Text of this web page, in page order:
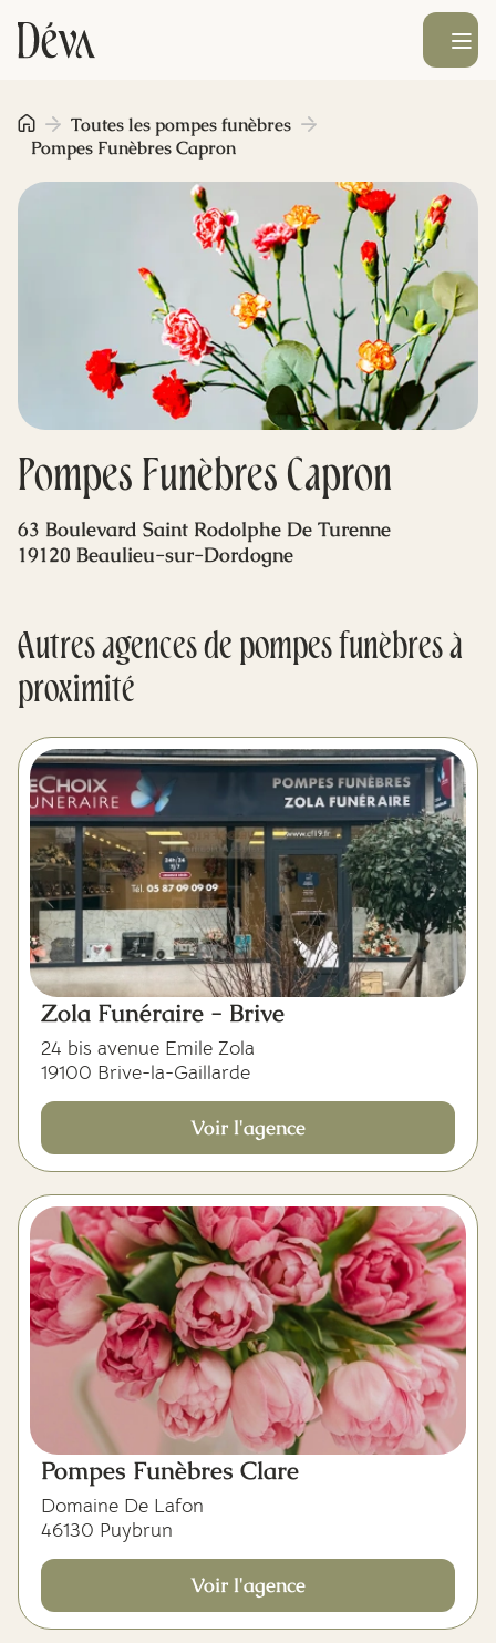
Obsèques
Prévoyance
Monument funéraire
Livraison de fleurs
Blog
Ouvrir le
Pompes Funèbres Capron
Toutes les pompes funèbres
Pompes Funèbres Capron
63 Boulevard Saint Rodolphe De Turenne
19120 Beaulieu-sur-Dordogne
Autres agences de pompes funèbres à
proximité
Zola Funéraire - Brive
24 bis avenue Emile Zola
19100 Brive-la-Gaillarde
Voir l'agence
Pompes Funèbres Clare
Domaine De Lafon
46130 Puybrun
Voir l'agence